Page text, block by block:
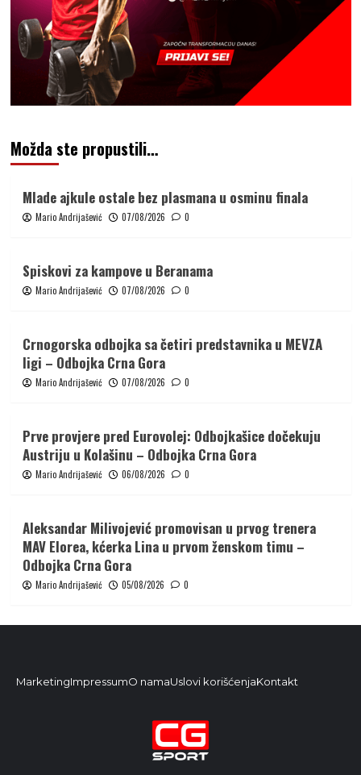
Možda ste propustili…
Mlade ajkule ostale bez plasmana u osminu finala
Mario Andrijašević 07/08/2026 0
Spiskovi za kampove u Beranama
Mario Andrijašević 07/08/2026 0
Crnogorska odbojka sa četiri predstavnika u MEVZA
ligi – Odbojka Crna Gora
Mario Andrijašević 07/08/2026 0
Prve provjere pred Eurovolej: Odbojkašice dočekuju
Austriju u Kolašinu – Odbojka Crna Gora
Mario Andrijašević 06/08/2026 0
Aleksandar Milivojević promovisan u prvog trenera
MAV Elorea, kćerka Lina u prvom ženskom timu –
Odbojka Crna Gora
Mario Andrijašević 05/08/2026 0
MarketingImpressumO namaUslovi korišćenjaKontakt